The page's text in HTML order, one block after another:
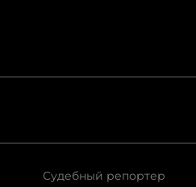
Судебный репортер